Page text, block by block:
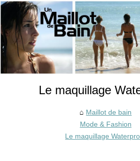
Le maquillage
Maillot de bain
Mode & Fashion
Le maquillage